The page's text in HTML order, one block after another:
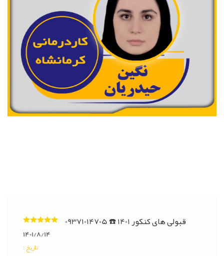
قبولی های کنکور 1401 ☎️ 09371014705
1401/8/14
: تاریخ